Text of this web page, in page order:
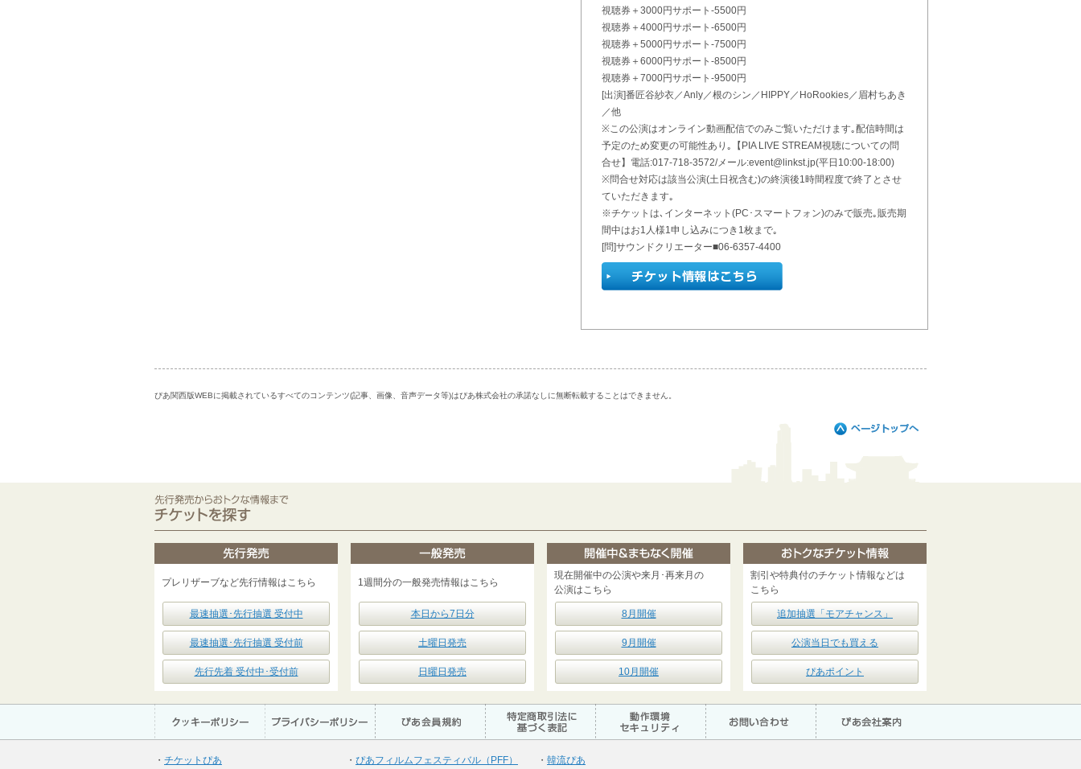
視聴券＋3000円サポート-5500円
視聴券＋4000円サポート-6500円
視聴券＋5000円サポート-7500円
視聴券＋6000円サポート-8500円
視聴券＋7000円サポート-9500円
[出演]番匠谷紗衣／Anly／根のシン／HIPPY／HoRookies／眉村ちあき
／他
※この公演はオンライン動画配信でのみご覧いただけます｡配信時間は
予定のため変更の可能性あり｡【PIA LIVE STREAM視聴についての問
合せ】電話:017-718-3572/メール:event@linkst.jp(平日10:00-18:00)
※問合せ対応は該当公演(土日祝含む)の終演後1時間程度で終了とさせ
ていただきます｡
※チケットは､インターネット(PC･スマートフォン)のみで販売｡販売期
間中はお1人様1申し込みにつき1枚まで｡
[問]サウンドクリエーター■06-6357-4400
ぴあ関西版WEBに掲載されているすべてのコンテンツ(記事、画像、音声データ等)はぴあ株式会社の承諾なしに無断転載することはできません。
プレリザーブなど先行情報はこちら
最速抽選･先行抽選 受付中
最速抽選･先行抽選 受付前
先行先着 受付中･受付前
1週間分の一般発売情報はこちら
本日から7日分
土曜日発売
日曜日発売
現在開催中の公演や来月･再来月の
公演はこちら
8月開催
9月開催
10月開催
割引や特典付のチケット情報などは
こちら
追加抽選「モアチャンス」
公演当日でも買える
ぴあポイント
・ チケットぴあ ・ ぴあフィルムフェスティバル（PFF） ・ 韓流ぴあ